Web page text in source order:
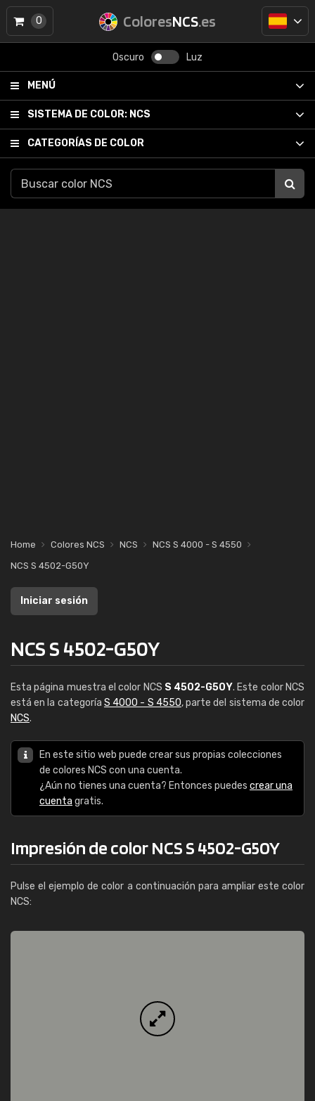
ColoresNCS.es
Oscuro Luz
MENÚ
SISTEMA DE COLOR: NCS
CATEGORÍAS DE COLOR
0
Home Colores NCS NCS
NCS S 4000 - S 4550
NCS S 4502-G50Y
Iniciar sesión
NCS S 4502-G50Y
Esta página muestra el color NCS S 4502-G50Y. Este color NCS
está en la categoría S 4000 - S 4550, parte del sistema de color
NCS.
En este sitio web puede crear sus propias colecciones
de colores NCS con una cuenta.
¿Aún no tienes una cuenta? Entonces puedes crear una
cuenta gratis.
Impresión de color NCS S 4502-G50Y
Pulse el ejemplo de color a continuación para ampliar este color
NCS: